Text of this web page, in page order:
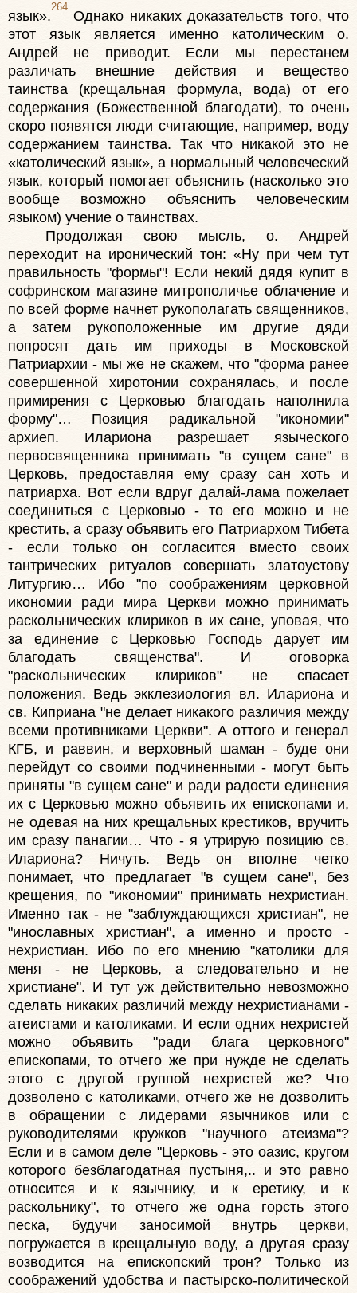
язык».
264
Однако никаких доказательств того, что
этот язык является именно католическим о.
Андрей не приводит. Если мы перестанем
различать внешние действия и вещество
таинства (крещальная формула, вода) от его
содержания (Божественной благодати), то очень
скоро появятся люди считающие, например, воду
содержанием таинства. Так что никакой это не
«католический язык», а нормальный человеческий
язык, который помогает объяснить (насколько это
вообще возможно объяснить человеческим
языком) учение о таинствах.
Продолжая свою мысль, о. Андрей
переходит на иронический тон: «Ну при чем тут
правильность "формы"! Если некий дядя купит в
софринском магазине митрополичье облачение и
по всей форме начнет рукополагать священников,
а затем рукоположенные им другие дяди
попросят дать им приходы в Московской
Патриархии - мы же не скажем, что "форма ранее
совершенной хиротонии сохранялась, и после
примирения с Церковью благодать наполнила
форму"… Позиция радикальной "икономии"
архиеп. Илариона разрешает языческого
первосвященника принимать "в сущем сане" в
Церковь, предоставляя ему сразу сан хоть и
патриарха. Вот если вдруг далай-лама пожелает
соединиться с Церковью - то его можно и не
крестить, а сразу объявить его Патриархом Тибета
- если только он согласится вместо своих
тантрических ритуалов совершать златоустову
Литургию… Ибо "по соображениям церковной
икономии ради мира Церкви можно принимать
раскольнических клириков в их сане, уповая, что
за единение с Церковью Господь дарует им
благодать священства". И оговорка
"раскольнических клириков" не спасает
положения. Ведь экклезиология вл. Илариона и
св. Киприана "не делает никакого различия между
всеми противниками Церкви". А оттого и генерал
КГБ, и раввин, и верховный шаман - буде они
перейдут со своими подчиненными - могут быть
приняты "в сущем сане" и ради радости единения
их с Церковью можно объявить их епископами и,
не одевая на них крещальных крестиков, вручить
им сразу панагии… Что - я утрирую позицию св.
Илариона? Ничуть. Ведь он вполне четко
понимает, что предлагает "в сущем сане", без
крещения, по "икономии" принимать нехристиан.
Именно так - не "заблуждающихся христиан", не
"инославных христиан", а именно и просто -
нехристиан. Ибо по его мнению "католики для
меня - не Церковь, а следовательно и не
христиане". И тут уж действительно невозможно
сделать никаких различий между нехристианами -
атеистами и католиками. И если одних нехристей
можно объявить "ради блага церковного"
епископами, то отчего же при нужде не сделать
этого с другой группой нехристей же? Что
дозволено с католиками, отчего же не дозволить
в обращении с лидерами язычников или с
руководителями кружков "научного атеизма"?
Если и в самом деле "Церковь - это оазис, кругом
которого безблагодатная пустыня,.. и это равно
относится и к язычнику, и к еретику, и к
раскольнику", то отчего же одна горсть этого
песка, будучи заносимой внутрь церкви,
погружается в крещальную воду, а другая сразу
возводится на епископский трон? Только из
соображений удобства и пастырско-политической